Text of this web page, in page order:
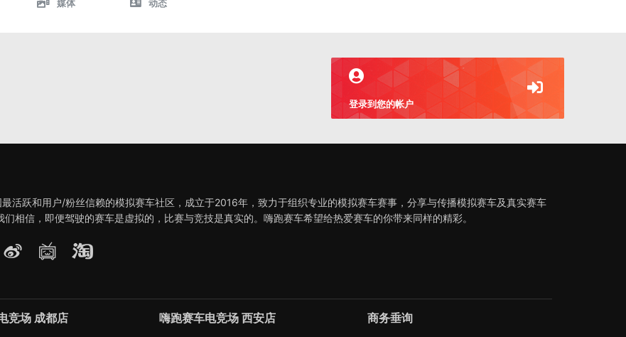
媒体 动态
登录到您的帐户
活跃和用户/粉丝信赖的模拟赛车社区，成立于2016年，致力于组织专业的模拟赛车赛事，分享与传播模拟赛车及真实赛车
们相信，即便驾驶的赛车是虚拟的，比赛与竞技是真实的。嗨跑赛车希望给热爱赛车的你带来同样的精彩。
竞场 成都店 嗨跑赛车电竞场 西安店 商务垂询